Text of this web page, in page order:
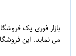
1
بازار فوری یک
می نماید. این فروشگاه بانام